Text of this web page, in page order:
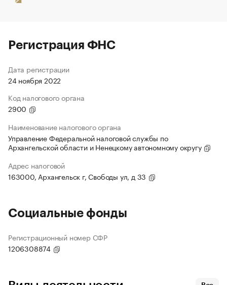
Регистрация ФНС
Дата регистрации
24 ноября 2022
Код налогового органа
2900
Наименование налогового органа
Управление Федеральной налоговой службы по
Архангельской области и Ненецкому автономному округу
Адрес налоговой
163000, Архангельск г, Свободы ул, д 33
Социальные фонды
Регистрационный номер СФР
1206308874